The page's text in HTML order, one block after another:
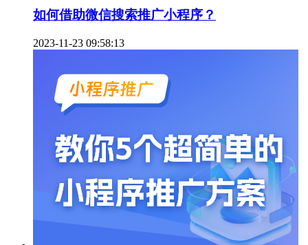
如何借助微信搜索推广小程序？
2023-11-23 09:58:13